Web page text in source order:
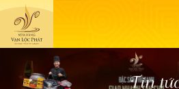
Tin tức